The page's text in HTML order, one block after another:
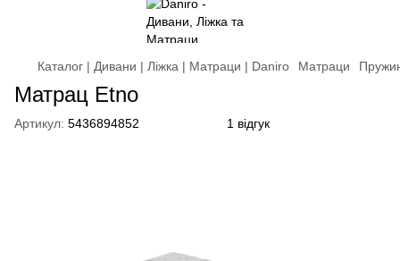
Каталог | Дивани | Ліжка | Матраци | Daniro Матраци
Матрац Etno
Артикул: 5436894852 1 відгук